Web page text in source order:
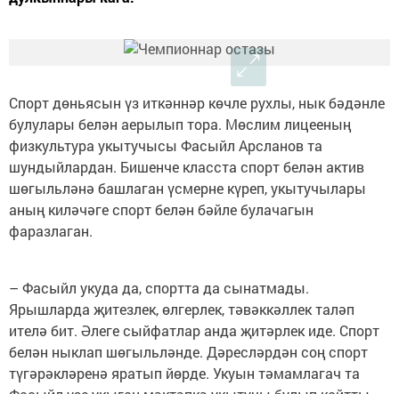
Спорт дөньясын үз иткәннәр көчле рухлы, нык бәдәнле
булулары белән аерылып тора. Мөслим лицееның
физкультура укытучысы Фасыйл Арсланов та
шундыйлардан. Бишенче класста спорт белән актив
шөгыльләнә башлаган үсмерне күреп, укытучылары
аның киләчәге спорт белән бәйле булачагын
фаразлаган.
– Фасыйл укуда да, спортта да сынатмады.
Ярышларда җитезлек, өлгерлек, тәвәккәллек таләп
ителә бит. Әлеге сыйфатлар анда җитәрлек иде. Спорт
белән ныклап шөгыльләнде. Дәресләрдән соң спорт
түгәрәкләренә яратып йөрде. Укуын тәмамлагач та